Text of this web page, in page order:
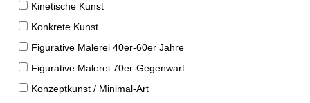
Kinetische Kunst
Konkrete Kunst
Figurative Malerei 40er-60er Jahre
Figurative Malerei 70er-Gegenwart
Konzeptkunst / Minimal-Art